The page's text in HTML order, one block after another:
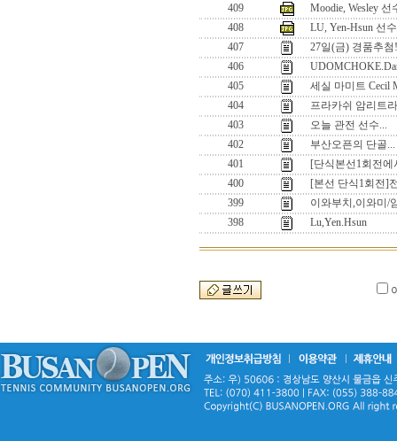
409
Moodie, Wesley 선
408
LU, Yen-Hsun 선수
407
27일(금) 경품추
406
405
세실 마미트 Cecil
404
프라카쉬 암리트
403
오늘 관전 선수...
402
부산오픈의 단골...
401
[단식본선1회전
400
[본선 단식1회전]
399
이와부치,이와미/
398
Lu,Yen.Hsun